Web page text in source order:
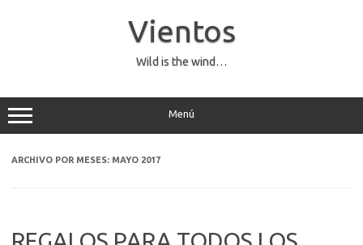
Vientos
Wild is the wind…
Menú
ARCHIVO POR MESES: MAYO 2017